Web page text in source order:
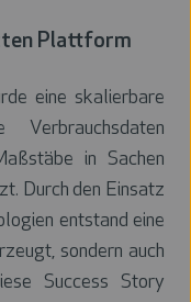
Plattform
eine skalierbare
in Sachen
Durch den Einsatz
entstand eine
sondern auch
Success Story